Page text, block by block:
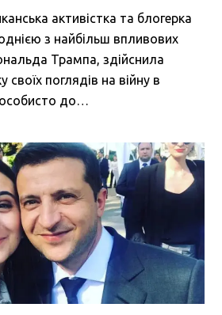
активістка та блогерка
з найбільш впливових
Трампа, здійснила
своїх поглядів на війну в
особисто до…